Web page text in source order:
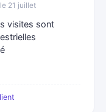
21 juillet
visites sont